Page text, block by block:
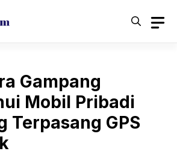
Gampang
Mobil Pribadi
Terpasang GPS